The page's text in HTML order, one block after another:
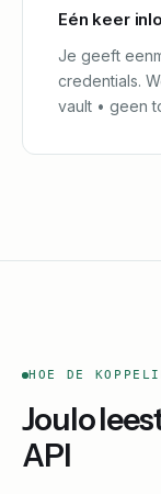
Eén keer
Je geeft
credentials.
vault • geen
HOE DE
Joulo
API